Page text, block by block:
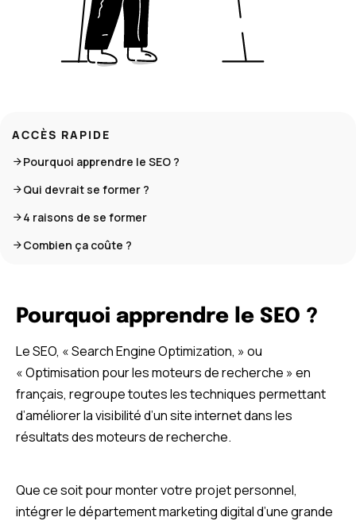
ACCÈS RAPIDE
Pourquoi apprendre le SEO ?
Qui devrait se former ?
4 raisons de se former
Combien ça coûte ?
Pourquoi apprendre le SEO ?
Le SEO, « Search Engine Optimization, » ou
« Optimisation pour les moteurs de recherche » en
français, regroupe toutes les techniques permettant
d’améliorer la visibilité d’un site internet dans les
résultats des moteurs de recherche.
Que ce soit pour monter votre projet personnel,
intégrer le département marketing digital d’une grande